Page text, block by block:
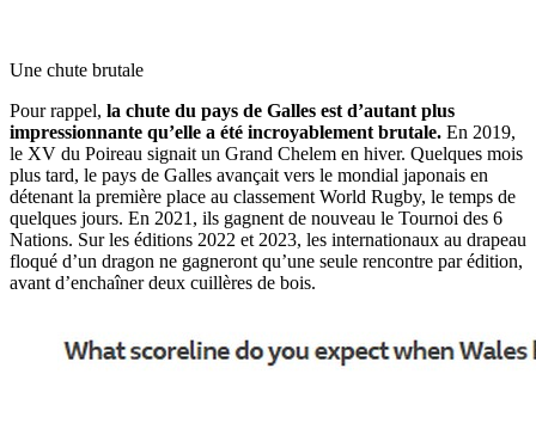
Une chute brutale
Pour rappel, la chute du pays de Galles est d’autant plus
impressionnante qu’elle a été incroyablement brutale. En 2019,
le XV du Poireau signait un Grand Chelem en hiver. Quelques mois
plus tard, le pays de Galles avançait vers le mondial japonais en
détenant la première place au classement World Rugby, le temps de
quelques jours. En 2021, ils gagnent de nouveau le Tournoi des 6
Nations. Sur les éditions 2022 et 2023, les internationaux au drapeau
floqué d’un dragon ne gagneront qu’une seule rencontre par édition,
avant d’enchaîner deux cuillères de bois.